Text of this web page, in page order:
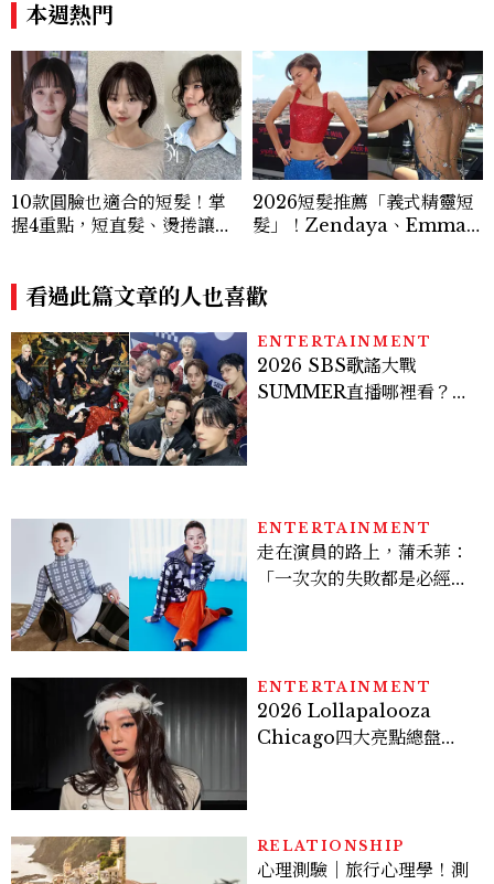
本週熱門
10款圓臉也適合的短髮！掌
握4重點，短直髮、燙捲讓臉
2026短髮推薦「義式精靈短
髮」！Zendaya、Emma
看過此篇文章的人也喜歡
ENTERTAINMENT
2026 SBS歌謠大戰
SUMMER直播哪裡看？
ENTERTAINMENT
走在演員的路上，蒲禾菲：
「一次次的失敗都是必經過
ENTERTAINMENT
2026 Lollapalooza
Chicago四大亮點總盤
RELATIONSHIP
心理測驗｜旅行心理學！測